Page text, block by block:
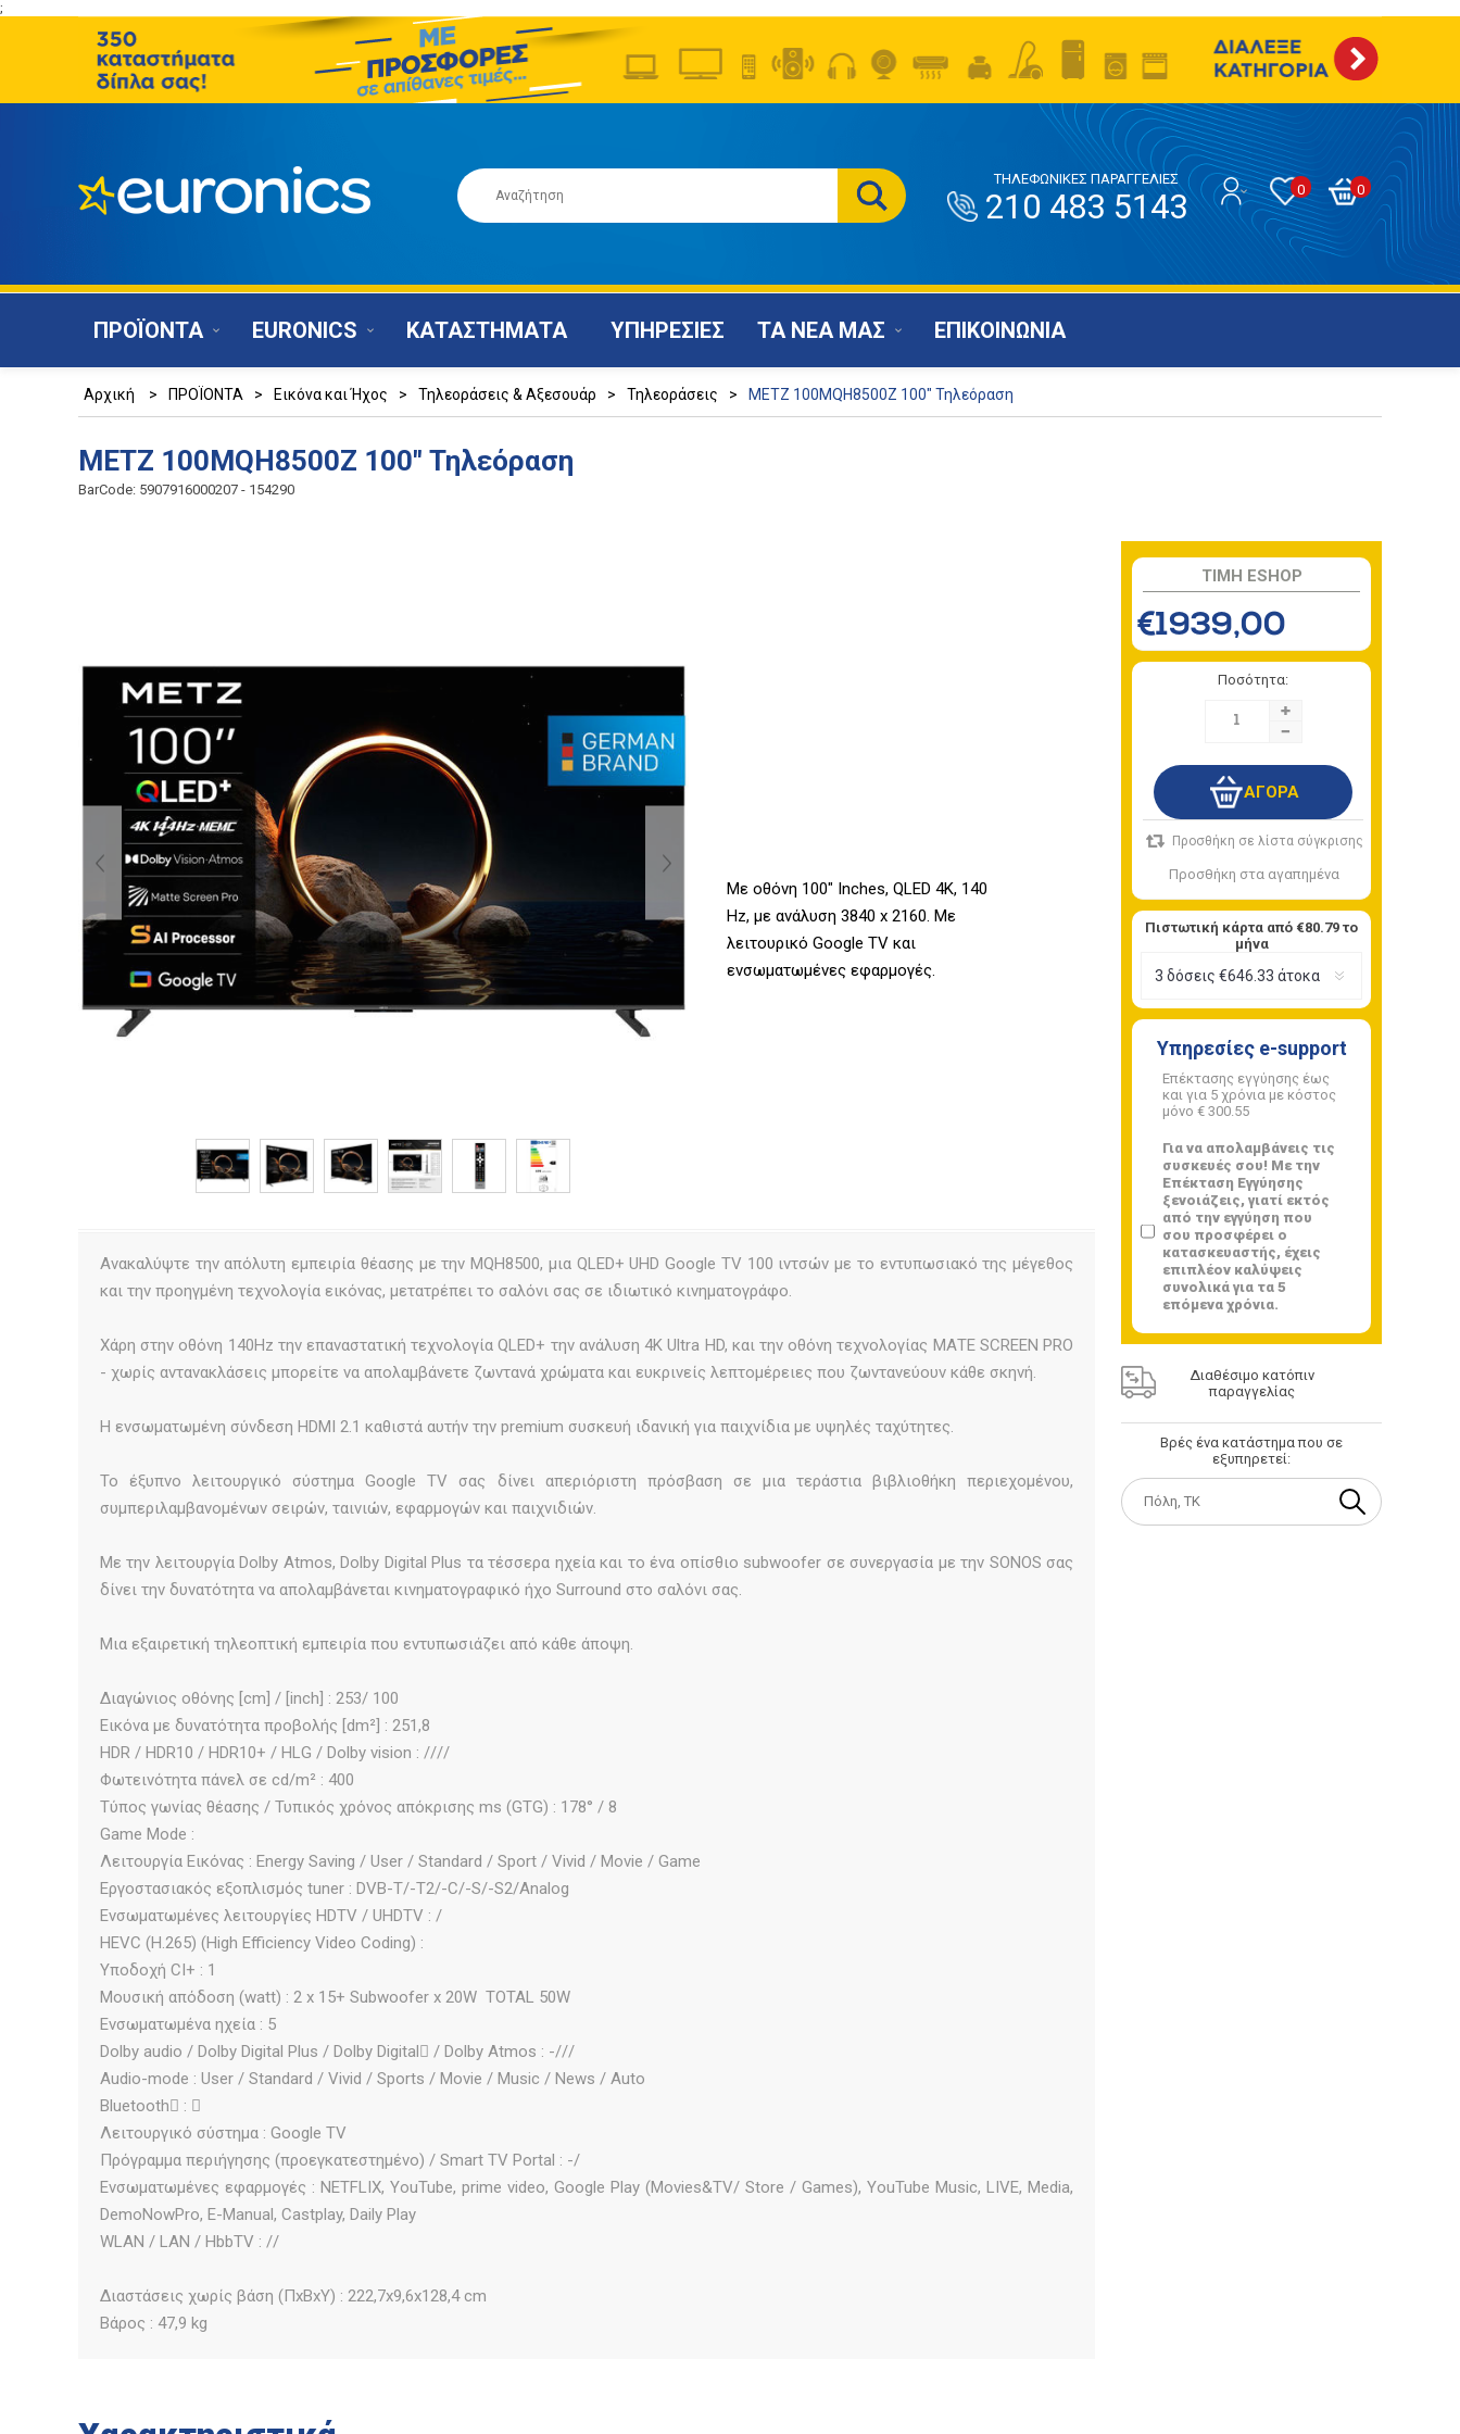
;
0
0
ΤΗΛΕΦΩΝΙΚΕΣ ΠΑΡΑΓΓΕΛΙΕΣ
210 483 5143
ΠΡΟΪΟΝΤΑ EURONICS ΚΑΤΑΣΤΗΜΑΤΑ ΥΠΗΡΕΣΙΕΣ ΤΑ ΝΕΑ ΜΑΣ ΕΠΙΚΟΙΝΩΝΙΑ
Αρχική > ΠΡΟΪΟΝΤΑ > Εικόνα και Ήχος > Τηλεοράσεις & Αξεσουάρ > Τηλεοράσεις > METZ 100MQH8500Z 100" Τηλεόραση
METZ 100MQH8500Z 100" Τηλεόραση
BarCode: 5907916000207 - 154290
Με οθόνη 100" Inches, QLED 4K, 140
Hz, με ανάλυση 3840 x 2160. Με
λειτουρικό Google TV και
ενσωματωμένες εφαρμογές.
Ανακαλύψτε την απόλυτη εμπειρία θέασης με την MQH8500, μια QLED+ UHD Google TV 100 ιντσών με το εντυπωσιακό της μέγεθος
και την προηγμένη τεχνολογία εικόνας, μετατρέπει το σαλόνι σας σε ιδιωτικό κινηματογράφο.
Χάρη στην οθόνη 140Ηz την επαναστατική τεχνολογία QLED+ την ανάλυση 4K Ultra HD, και την οθόνη τεχνολογίας ΜΑΤΕ SCREEN PRO
- χωρίς αντανακλάσεις μπορείτε να απολαμβάνετε ζωντανά χρώματα και ευκρινείς λεπτομέρειες που ζωντανεύουν κάθε σκηνή.
Η ενσωματωμένη σύνδεση HDMI 2.1 καθιστά αυτήν την premium συσκευή ιδανική για παιχνίδια με υψηλές ταχύτητες.
Το έξυπνο λειτουργικό σύστημα Google TV σας δίνει απεριόριστη πρόσβαση σε μια τεράστια βιβλιοθήκη περιεχομένου,
συμπεριλαμβανομένων σειρών, ταινιών, εφαρμογών και παιχνιδιών.
Με την λειτουργία Dolby Atmos, Dolby Digital Plus τα τέσσερα ηχεία και το ένα οπίσθιο subwoofer σε συνεργασία με την SONOS σας
δίνει την δυνατότητα να απολαμβάνεται κινηματογραφικό ήχο Surround στο σαλόνι σας.
Μια εξαιρετική τηλεοπτική εμπειρία που εντυπωσιάζει από κάθε άποψη.
Διαγώνιος οθόνης [cm] / [inch] : 253/ 100
Εικόνα με δυνατότητα προβολής [dm²] : 251,8
HDR / HDR10 / HDR10+ / HLG / Dolby vision : ////
Φωτεινότητα πάνελ σε cd/m² : 400
Τύπος γωνίας θέασης / Τυπικός χρόνος απόκρισης ms (GTG) : 178° / 8
Game Mode : 
Λειτουργία Εικόνας : Energy Saving / User / Standard / Sport / Vivid / Movie / Game
Εργοστασιακός εξοπλισμός tuner : DVB-T/-T2/-C/-S/-S2/Analog
Ενσωματωμένες λειτουργίες HDTV / UHDTV : /
HEVC (H.265) (High Efficiency Video Coding) : 
Υποδοχή CI+ : 1
Μουσική απόδοση (watt) : 2 x 15+ Subwoofer x 20W  TOTAL 50W
Ενσωματωμένα ηχεία : 5
Dolby audio / Dolby Digital Plus / Dolby Digital / Dolby Atmos : -///
Audio-mode : User / Standard / Vivid / Sports / Movie / Music / News / Auto
Bluetooth : 
Λειτουργικό σύστημα : Google TV
Πρόγραμμα περιήγησης (προεγκατεστημένο) / Smart TV Portal : -/
Ενσωματωμένες εφαρμογές : NETFLIX, YouTube, prime video, Google Play (Movies&TV/ Store / Games), YouTube Music, LIVE, Media,
DemoNowPro, E-Manual, Castplay, Daily Play
WLAN / LAN / HbbTV : //
Διαστάσεις χωρίς βάση (ΠxΒxΥ) : 222,7x9,6x128,4 cm
Βάρος : 47,9 kg
TIMH ESHOP
€1939,00
Ποσότητα:
+
-
Πιστωτική κάρτα από €80.79 το
μήνα
Υπηρεσίες e-support
Επέκτασης εγγύησης έως
και για 5 χρόνια με κόστος
μόνο € 300.55
Για να απολαμβάνεις τις
συσκευές σου! Με την
Επέκταση Εγγύησης
ξενοιάζεις, γιατί εκτός
από την εγγύηση που
σου προσφέρει ο
κατασκευαστής, έχεις
επιπλέον καλύψεις
συνολικά για τα 5
επόμενα χρόνια.
Διαθέσιμο κατόπιν
παραγγελίας
Βρές ένα κατάστημα που σε
εξυπηρετεί: